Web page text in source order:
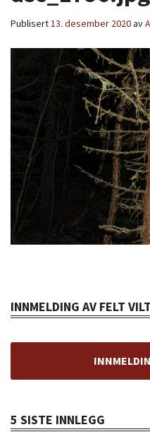
Publisert13. desember 2020av
INNMELDING AV FELT VILT
5 SISTE INNLEGG